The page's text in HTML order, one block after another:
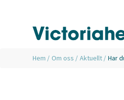
Hem / Om oss / Aktuellt / Har